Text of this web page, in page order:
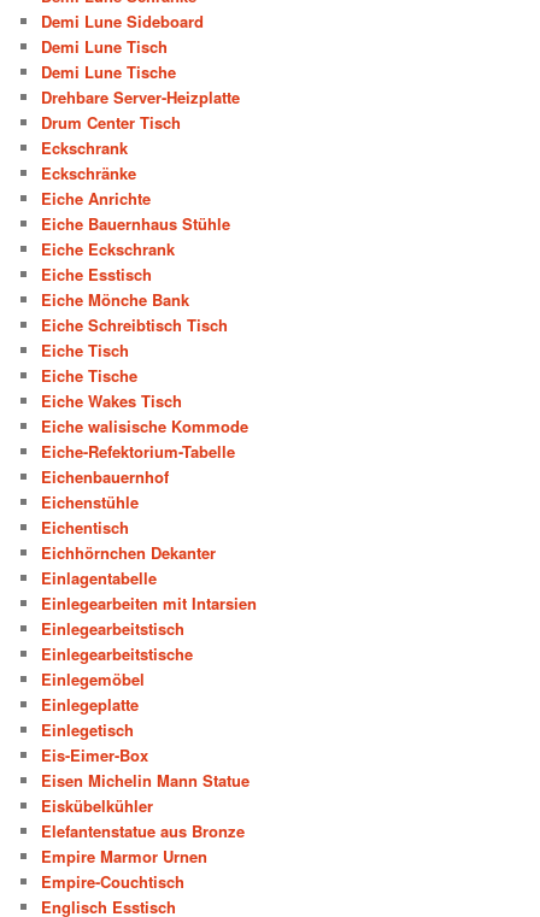
Demi Lune Sideboard
Demi Lune Tisch
Demi Lune Tische
Drehbare Server-Heizplatte
Drum Center Tisch
Eckschrank
Eckschränke
Eiche Anrichte
Eiche Bauernhaus Stühle
Eiche Eckschrank
Eiche Esstisch
Eiche Mönche Bank
Eiche Schreibtisch Tisch
Eiche Tisch
Eiche Tische
Eiche Wakes Tisch
Eiche walisische Kommode
Eiche-Refektorium-Tabelle
Eichenbauernhof
Eichenstühle
Eichentisch
Eichhörnchen Dekanter
Einlagentabelle
Einlegearbeiten mit Intarsien
Einlegearbeitstisch
Einlegearbeitstische
Einlegemöbel
Einlegeplatte
Einlegetisch
Eis-Eimer-Box
Eisen Michelin Mann Statue
Eiskübelkühler
Elefantenstatue aus Bronze
Empire Marmor Urnen
Empire-Couchtisch
Englisch Esstisch